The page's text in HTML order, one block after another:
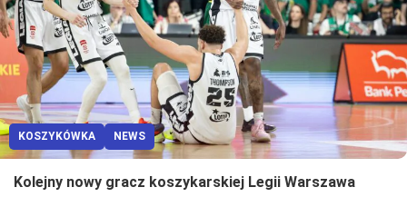
KOSZYKÓWKA NEWS
Kolejny nowy gracz koszykarskiej Legii Warszawa